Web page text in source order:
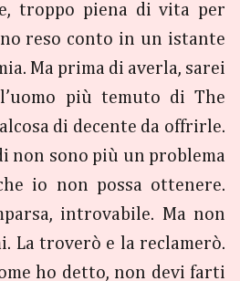
troppo piena di vita per
reso conto in un istante
Ma prima di averla, sarei
più temuto di The
di decente da offrirle.
non sono più un problema
io non possa ottenere.
introvabile. Ma non
La troverò e la reclamerò.
ho detto, non devi farti